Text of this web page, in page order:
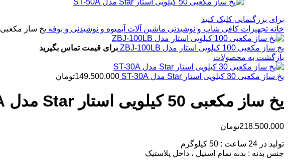
برای بزرگنمایی کلیک کنید
خانه تجهیزات کافی شاپ و نوشیدنی ماشین آلات آبمیوه و نوشیدنی و بوفه یخ ساز مکعبی 50 کیلویی استار Star مدل ST-50A
یخ ساز مکعبی 100 کیلویی استار مدل ZBJ-100LB
برای قیمت تماس بگیرید
بازگشت به محصولات
یخ ساز مکعبی 30 کیلویی استار Star مدل ST-30A 149.500.000تومان
یخ ساز مکعبی 50 کیلویی استار Star مدل ST-50A
218.500.000تومان
تولید در 24 ساعت : 50 کیلوگرم
جنس بدنه : بدنه تمام استیل ، داخل پلاستیک